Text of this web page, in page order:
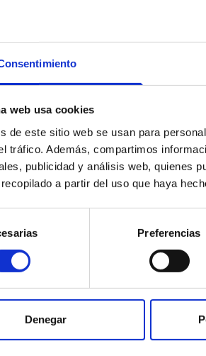
web usa cookies
de este sitio web se usan para
tráfico. Además, compartimos
publicidad y análisis web, quienes
a partir del uso que haya
Preferencias
Denegar
Els camps
Número de tiquet *